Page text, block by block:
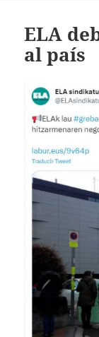
ELA
al país